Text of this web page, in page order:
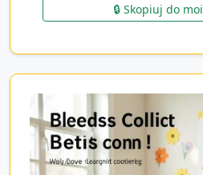
🔒 Skopiuj do